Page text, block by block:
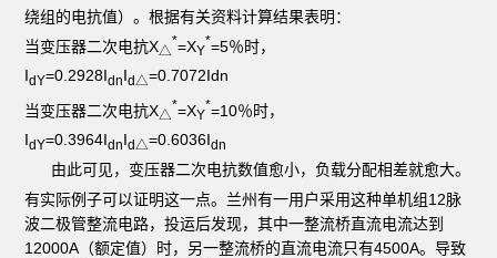
绕组的电抗值）。根据有关资料计算结果表明：
当变压器二次电抗X△
*=XY
*=5％时，
IdY=0.2928IdnId△=0.7072Idn
当变压器二次电抗X△
*=XY
*=10％时，
IdY=0.3964IdnId△=0.6036Idn
由此可见，变压器二次电抗数值愈小，负载分配相差就愈大。
有实际例子可以证明这一点。兰州有一用户采用这种单机组12脉
波二极管整流电路，投运后发现，其中一整流桥直流电流达到
12000A（额定值）时，另一整流桥的直流电流只有4500A。导致